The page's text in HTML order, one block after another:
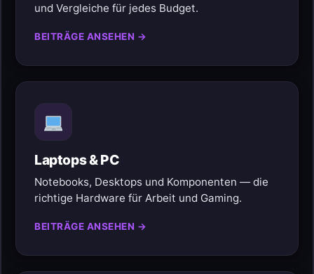
und Vergleiche für jedes Budget.
BEITRÄGE ANSEHEN →
Laptops & PC
Notebooks, Desktops und Komponenten — die
richtige Hardware für Arbeit und Gaming.
BEITRÄGE ANSEHEN →